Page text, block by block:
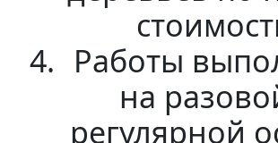
Работы
на
регулярной